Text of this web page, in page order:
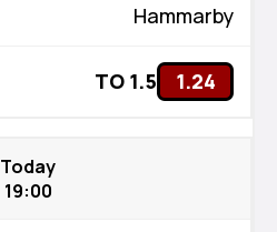
Hammarby
TO 1.5 1.24
Today
19:00